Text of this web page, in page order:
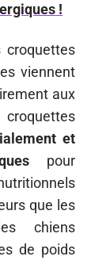
!
viennent
aux
et
pour
que les
chiens
de poids